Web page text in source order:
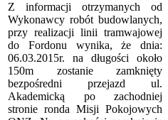
Z informacji otrzymanych od
Wykonawcy robót budowlanych,
przy realizacji linii tramwajowej
do Fordonu wynika, że dnia:
06.03.2015r. na długości około
150m zostanie zamknięty
bezpośredni przejazd ul.
Akademicką po zachodniej
stronie ronda Misji Pokojowych